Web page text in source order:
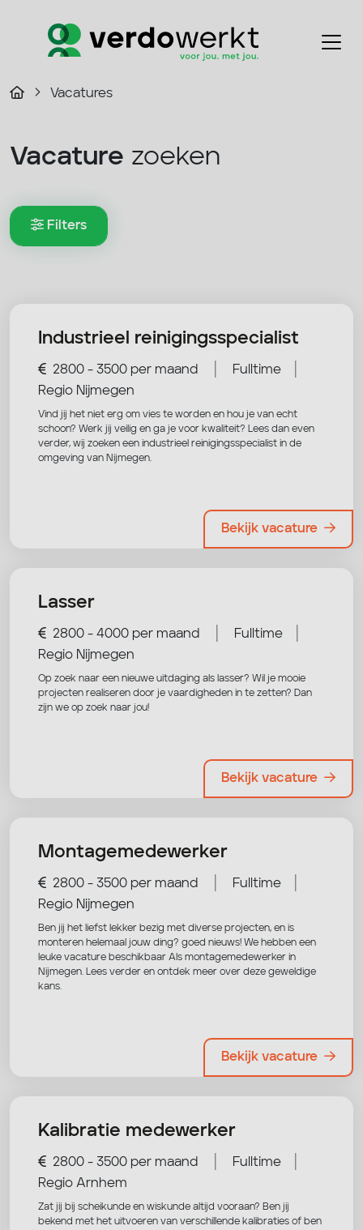
Vacatures
Vacature zoeken
Filters
Industrieel reinigingsspecialist
2800 - 3500 per maand Fulltime
Regio Nijmegen
Vind jij het niet erg om vies te worden en hou je van echt
schoon? Werk jij veilig en ga je voor kwaliteit? Lees dan even
verder, wij zoeken een industrieel reinigingsspecialist in de
omgeving van Nijmegen.
Bekijk vacature
Lasser
2800 - 4000 per maand Fulltime
Regio Nijmegen
Op zoek naar een nieuwe uitdaging als lasser? Wil je mooie
projecten realiseren door je vaardigheden in te zetten? Dan
zijn we op zoek naar jou!
Bekijk vacature
Montagemedewerker
2800 - 3500 per maand Fulltime
Regio Nijmegen
Ben jij het liefst lekker bezig met diverse projecten, en is
monteren helemaal jouw ding? goed nieuws! We hebben een
leuke vacature beschikbaar Als montagemedewerker in
Nijmegen. Lees verder en ontdek meer over deze geweldige
kans.
Bekijk vacature
Kalibratie medewerker
2800 - 3500 per maand Fulltime
Regio Arnhem
Zat jij bij scheikunde en wiskunde altijd vooraan? Ben jij
bekend met het uitvoeren van verschillende kalibraties of ben